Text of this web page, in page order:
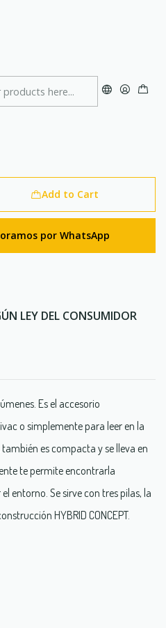
Petzl
Add to Cart
por WhatsApp
LEY DEL CONSUMIDOR
Es el accesorio
o simplemente para leer en la
es compacta y se lleva en
te permite encontrarla
entorno. Se sirve con tres pilas, la
HYBRID CONCEPT.